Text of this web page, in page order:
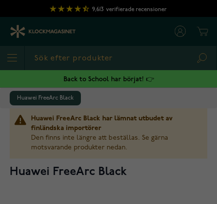
Hoppa till innehållet
9,613 verifierade recensioner
Back to School har börjat! 👉
Huawei FreeArc Black
Huawei FreeArc Black har lämnat utbudet av
finländska importörer
Den finns inte längre att beställas. Se gärna
motsvarande produkter nedan.
Huawei FreeArc Black